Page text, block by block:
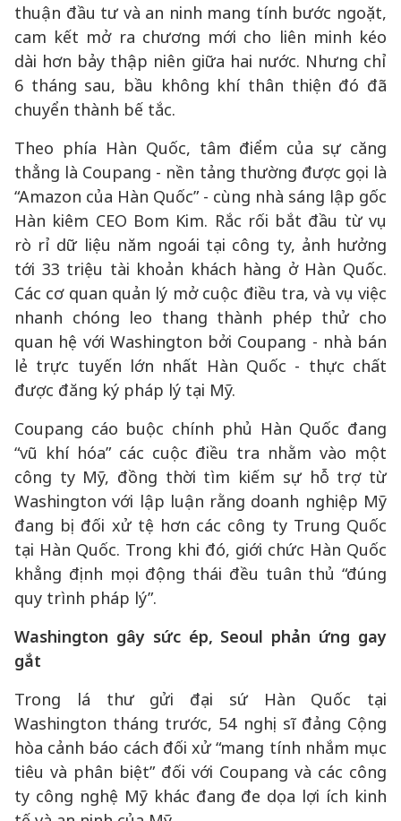
thuận đầu tư và an ninh mang tính bước ngoặt,
cam kết mở ra chương mới cho liên minh kéo
dài hơn bảy thập niên giữa hai nước. Nhưng chỉ
6 tháng sau, bầu không khí thân thiện đó đã
chuyển thành bế tắc.
Theo phía Hàn Quốc, tâm điểm của sự căng
thẳng là Coupang - nền tảng thường được gọi là
“Amazon của Hàn Quốc” - cùng nhà sáng lập gốc
Hàn kiêm CEO Bom Kim. Rắc rối bắt đầu từ vụ
rò rỉ dữ liệu năm ngoái tại công ty, ảnh hưởng
tới 33 triệu tài khoản khách hàng ở Hàn Quốc.
Các cơ quan quản lý mở cuộc điều tra, và vụ việc
nhanh chóng leo thang thành phép thử cho
quan hệ với Washington bởi Coupang - nhà bán
lẻ trực tuyến lớn nhất Hàn Quốc - thực chất
được đăng ký pháp lý tại Mỹ.
Coupang cáo buộc chính phủ Hàn Quốc đang
“vũ khí hóa” các cuộc điều tra nhằm vào một
công ty Mỹ, đồng thời tìm kiếm sự hỗ trợ từ
Washington với lập luận rằng doanh nghiệp Mỹ
đang bị đối xử tệ hơn các công ty Trung Quốc
tại Hàn Quốc. Trong khi đó, giới chức Hàn Quốc
khẳng định mọi động thái đều tuân thủ “đúng
quy trình pháp lý”.
Washington gây sức ép, Seoul phản ứng gay
gắt
Trong lá thư gửi đại sứ Hàn Quốc tại
Washington tháng trước, 54 nghị sĩ đảng Cộng
hòa cảnh báo cách đối xử “mang tính nhắm mục
tiêu và phân biệt” đối với Coupang và các công
ty công nghệ Mỹ khác đang đe dọa lợi ích kinh